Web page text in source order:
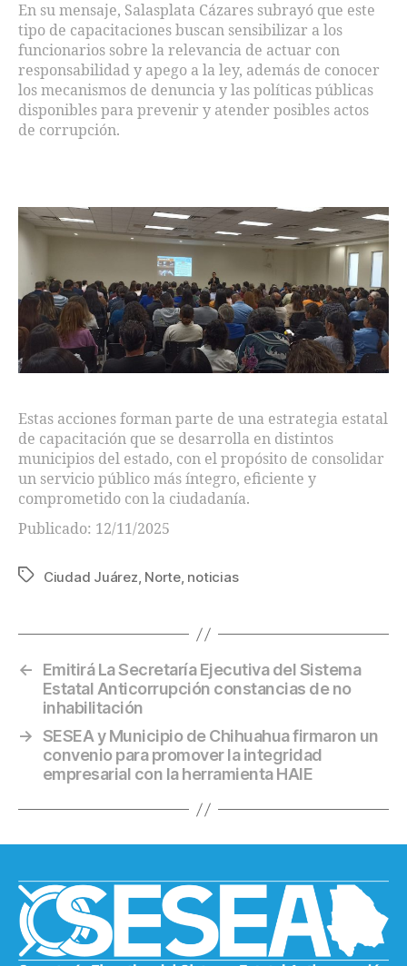
En su mensaje, Salasplata Cázares subrayó que este
tipo de capacitaciones buscan sensibilizar a los
funcionarios sobre la relevancia de actuar con
responsabilidad y apego a la ley, además de conocer
los mecanismos de denuncia y las políticas públicas
disponibles para prevenir y atender posibles actos
de corrupción.
Estas acciones forman parte de una estrategia estatal
de capacitación que se desarrolla en distintos
municipios del estado, con el propósito de consolidar
un servicio público más íntegro, eficiente y
comprometido con la ciudadanía.
Publicado: 12/11/2025
Ciudad Juárez, Norte, noticias
←
Emitirá La Secretaría Ejecutiva del Sistema
Estatal Anticorrupción constancias de no
inhabilitación
→ SESEA y Municipio de Chihuahua firmaron un
convenio para promover la integridad
empresarial con la herramienta HAIE